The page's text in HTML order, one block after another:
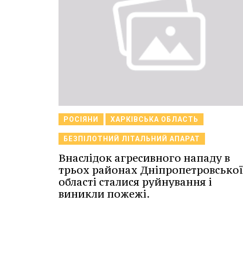
РОСІЯНИ ХАРКІВСЬКА ОБЛАСТЬ
БЕЗПІЛОТНИЙ ЛІТАЛЬНИЙ АПАРАТ
Внаслідок агресивного нападу в
трьох районах Дніпропетровської
області сталися руйнування і
виникли пожежі.